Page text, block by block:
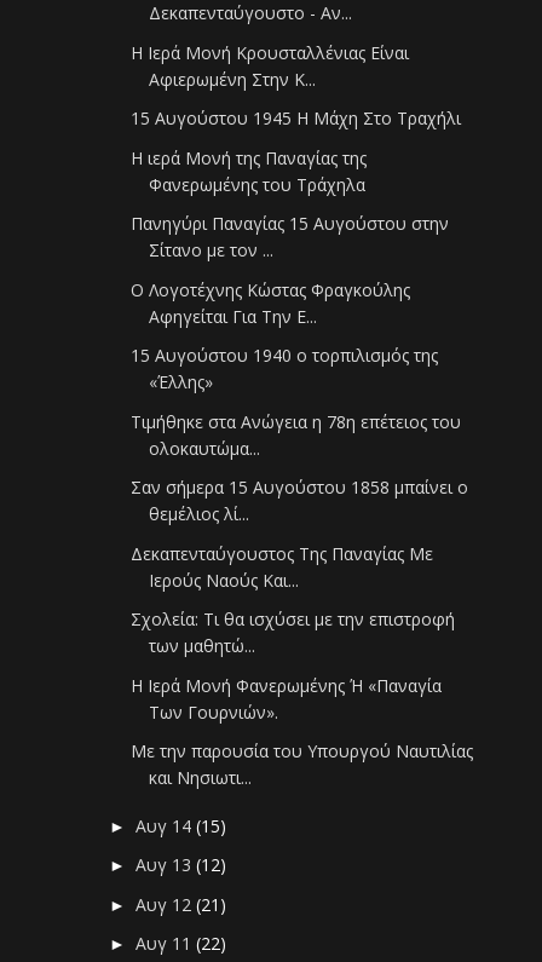
Δεκαπενταύγουστο - Αν...
Η Ιερά Μονή Κρουσταλλένιας Είναι
Αφιερωμένη Στην Κ...
15 Αυγούστου 1945 Η Μάχη Στο Τραχήλι
Η ιερά Μονή της Παναγίας της
Φανερωμένης του Τράχηλα
Πανηγύρι Παναγίας 15 Αυγούστου στην
Σίτανο με τον ...
Ο Λογοτέχνης Κώστας Φραγκούλης
Αφηγείται Για Την Ε...
15 Αυγούστου 1940 ο τορπιλισμός της
«Έλλης»
Τιμήθηκε στα Ανώγεια η 78η επέτειος του
ολοκαυτώμα...
Σαν σήμερα 15 Αυγούστου 1858 μπαίνει ο
θεμέλιος λί...
Δεκαπενταύγουστος Της Παναγίας Με
Ιερούς Ναούς Και...
Σχολεία: Τι θα ισχύσει με την επιστροφή
των μαθητώ...
Η Ιερά Μονή Φανερωμένης Ή «Παναγία
Των Γουρνιών».
Με την παρουσία του Υπουργού Ναυτιλίας
και Νησιωτι...
►Αυγ 14(15)
►Αυγ 13(12)
►Αυγ 12(21)
►Αυγ 11(22)